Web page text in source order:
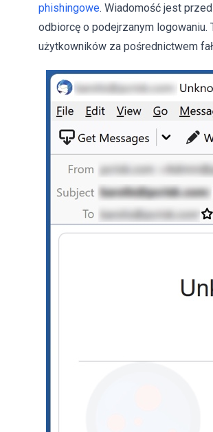
phishingowe. Wiadomość jest
odbiorcę o podejrzanym logowaniu.
użytkowników za pośrednictwem